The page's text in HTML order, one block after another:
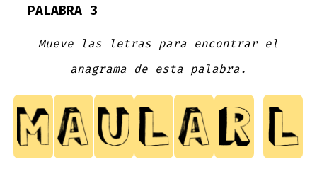
PALABRA 3
Mueve las letras para encontrar el
anagrama de esta palabra.